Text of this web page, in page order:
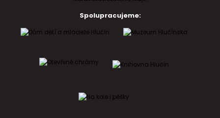
Spolupracujeme: